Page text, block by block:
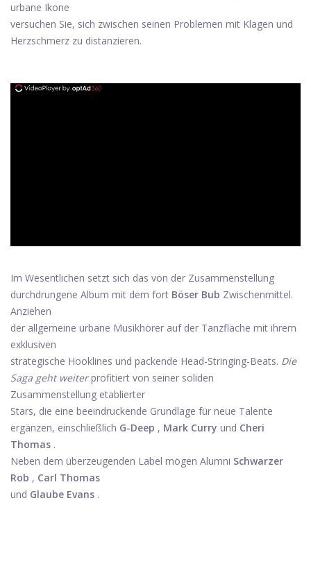
urbane Ikone
versuchen Sie, sich zwischen seinen Problemen mit Klagen und
Herzschmerz zu distanzieren.
Im Wesentlichen setzt sich das von der Zusammenstellung
durchdrungene Album mit dem fort Böser Bub Zwischenmittel.
Anziehen
der allgemeine urbane Musikhörer auf der Tanzfläche mit ihrem
exklusiven
strategische Hooklines und packende Head-Stringing-Beats. Die
Saga geht weiterprofitiert von seiner soliden
Zusammenstellung etablierter
Stars, die eine beeindruckende Grundlage für neue Talente
ergänzen, einschließlich G-Deep , Mark Curry und Cheri
Thomas .
Neben dem überzeugenden Label mögen Alumni Schwarzer
Rob , Carl Thomas
und Glaube Evans .